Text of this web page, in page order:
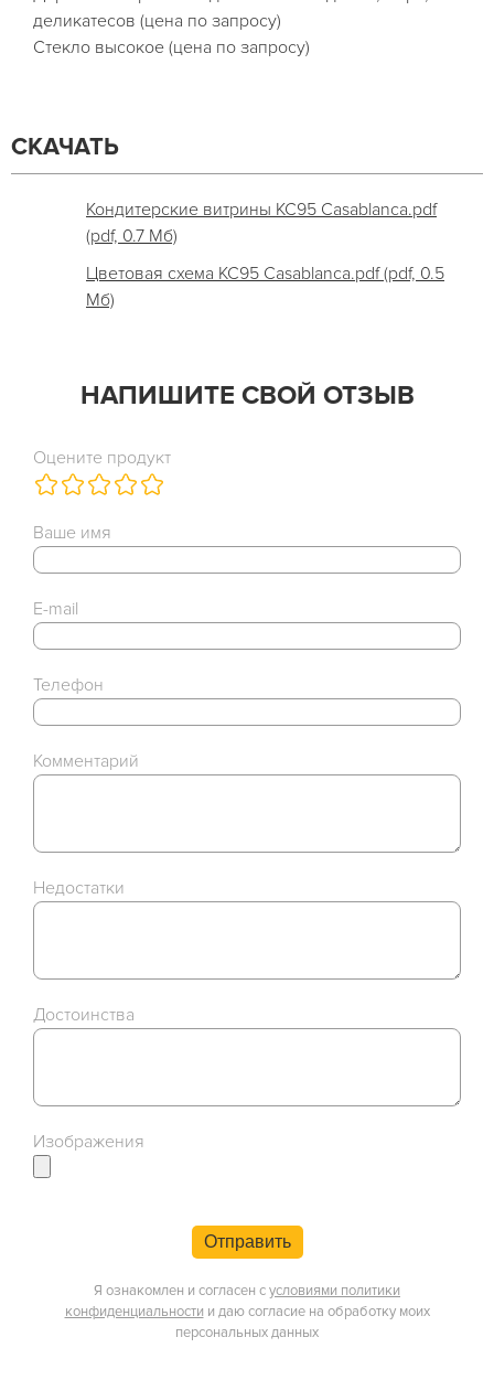
деликатесов (цена по запросу)
Стекло высокое (цена по запросу)
СКАЧАТЬ
Кондитерские витрины КС95 Casablanca.pdf
(pdf, 0.7 Мб)
Цветовая схема КС95 Casablanca.pdf (pdf, 0.5
Мб)
НАПИШИТЕ СВОЙ ОТЗЫВ
Оцените продукт
Ваше имя
E-mail
Телефон
Комментарий
Недостатки
Достоинства
Изображения
Отправить
Я ознакомлен и согласен сусловиями политики
конфиденциальности и даю согласие на обработку моих
персональных данных